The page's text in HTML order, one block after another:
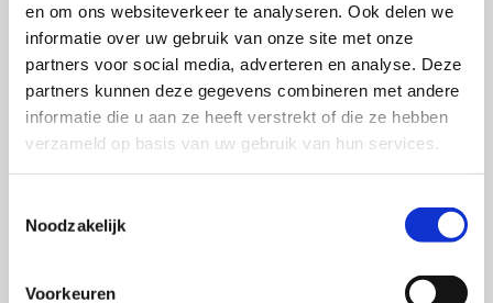
en om ons websiteverkeer te analyseren. Ook delen we
informatie over uw gebruik van onze site met onze
partners voor social media, adverteren en analyse. Deze
partners kunnen deze gegevens combineren met andere
informatie die u aan ze heeft verstrekt of die ze hebben
verzameld op basis van uw gebruik van hun services.
Noodzakelijk
Voorkeuren
2007)
Wat drijft ons? – denken over motivatie sinds
Darwin (2004)
Combineren van producten en merken (2000)
De Mentale wereld van merken (1999)
empirisch onderzoek (1993)
voor strategische reclameplanning (1993)